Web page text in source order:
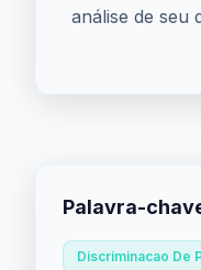
análise de seu
Palavra-
Discriminacao De